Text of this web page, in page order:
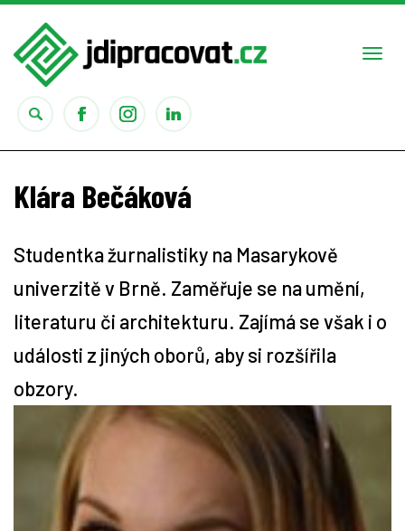
Studium
Rady
Reality show
Seriály
Klára Bečáková
Studentka žurnalistiky na Masarykově
univerzitě v Brně. Zaměřuje se na umění,
literaturu či architekturu. Zajímá se však i o
události z jiných oborů, aby si rozšířila
obzory.